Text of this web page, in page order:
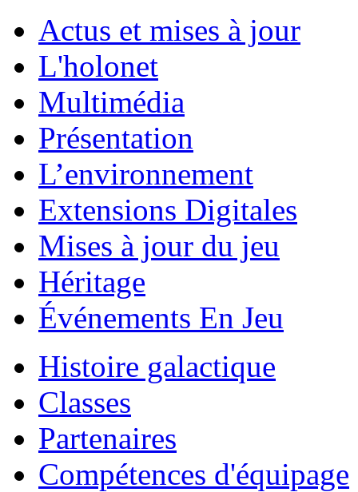
Actus et mises à jour
L'holonet
Multimédia
Présentation
L’environnement
Extensions Digitales
Mises à jour du jeu
Héritage
Événements En Jeu
Histoire galactique
Classes
Partenaires
Compétences d'équipage